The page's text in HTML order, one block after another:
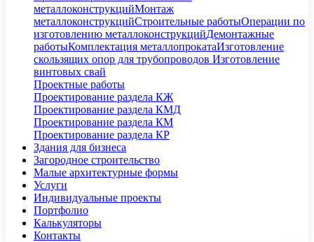
металлоконструкцийМонтаж
металлоконструкцийСтроительные работыОперации по
изготовлению металлоконструкцийДемонтажные
работыКомплектация металлопрокатаИзготовление
скользящих опор для трубопроводов Изготовление
винтовых свай
Проектные работы
Проектирование раздела КЖ
Проектирование раздела КМД
Проектирование раздела КМ
Проектирование раздела КР
Здания для бизнеса
Загородное строительство
Малые архитектурные формы
Услуги
Индивидуальные проекты
Портфолио
Калькуляторы
Контакты